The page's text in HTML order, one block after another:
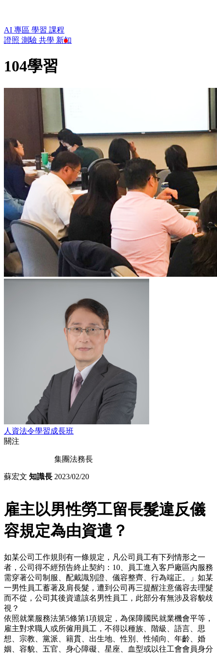
AI 專區 學習 課程
證照 測驗 共學 新知
104學習
人資法令學習成長班
關注
蘇宏文 知識長
集團法務長
2023/02/20
雇主以男性勞工留長髮違反儀
容規定為由資遣？
如某公司工作規則有一條規定，凡公司員工有下列情形之一
者，公司得不經預告終止契約：10、員工進入客戶廠區內服務
需穿著公司制服、配戴識別證、儀容整齊、行為端正。」如某
一男性員工蓄著及肩長髮，遭到公司再三提醒注意儀容去理髮
而不從，公司其後資遣該名男性員工，此部分有無涉及容貌歧
視？
依照就業服務法第5條第1項規定，為保障國民就業機會平等，
雇主對求職人或所僱用員工，不得以種族、階級、語言、思
想、宗教、黨派、籍貫、出生地、性別、性傾向、年齡、婚
姻、容貌、五官、身心障礙、星座、血型或以往工會會員身分